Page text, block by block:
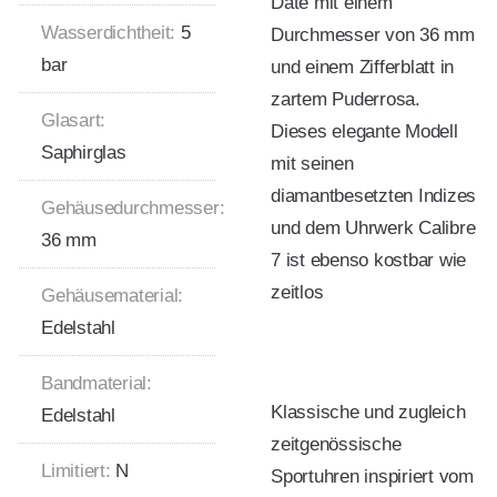
Wasserdichtheit: 5
bar
Glasart:
Saphirglas
Gehäusedurchmesser:
36 mm
Gehäusematerial:
Edelstahl
Bandmaterial:
Edelstahl
Limitiert: N
Durchmesser von 36 mm
und einem Zifferblatt in
zartem Puderrosa.
Dieses elegante Modell
mit seinen
diamantbesetzten Indizes
und dem Uhrwerk Calibre
7 ist ebenso kostbar wie
zeitlos
Klassische und zugleich
zeitgenössische
Sportuhren inspiriert vom